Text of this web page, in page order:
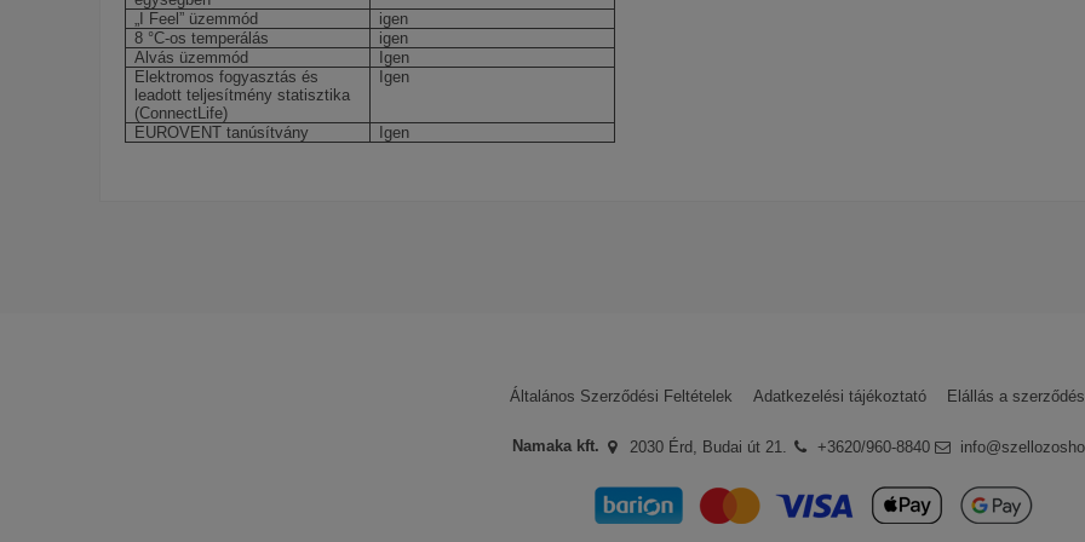
„I Feel” üzemmód
igen
8 °C-os temperálás
igen
Alvás üzemmód
Igen
Elektromos fogyasztás és
leadott teljesítmény statisztika
(ConnectLife)
Igen
EUROVENT tanúsítvány Igen
R32
36 hónap
Általános Szerződési Feltételek Adatkezelési tájékoztató Elállás a
Namaka kft. 2030 Érd, Budai út 21. +3620/960-8840